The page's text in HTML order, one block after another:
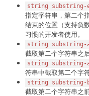
string substring-
指定字符串，第二个
结束的位置（支持负
习惯的开发者使用。
string
截取第二个字符串之
string
符串中截取第二个字
string
截取第二个字符串之